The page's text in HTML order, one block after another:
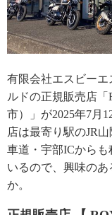
有限会社エスビー
ルドの正規販売店
市）」が2025年7月
店は最寄り駅のJR
車道・宇部ICから
いるので、興味の
か。